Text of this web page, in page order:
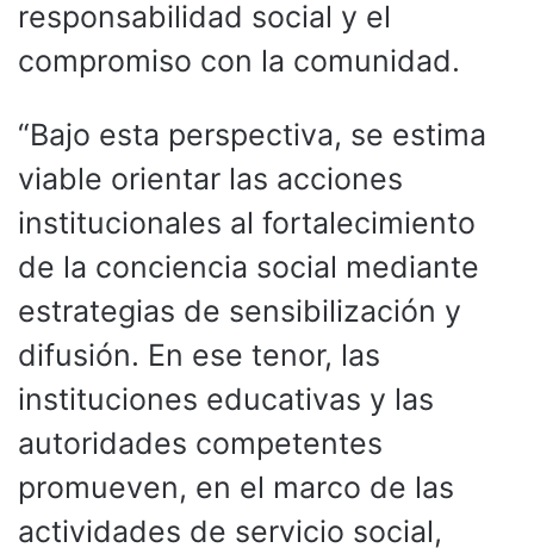
responsabilidad social y el
compromiso con la comunidad.
“Bajo esta perspectiva, se estima
viable orientar las acciones
institucionales al fortalecimiento
de la conciencia social mediante
estrategias de sensibilización y
difusión. En ese tenor, las
instituciones educativas y las
autoridades competentes
promueven, en el marco de las
actividades de servicio social,